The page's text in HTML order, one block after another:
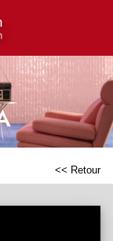
<< Retour